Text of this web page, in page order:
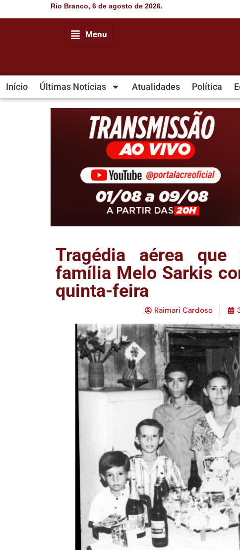
Rio Branco, 6 de agosto de 2026.
Menu
Início Últimas Notícias Atualidades Política
Tragédia aérea
família Melo Sarkis
quinta-feira
Raimari Cardoso